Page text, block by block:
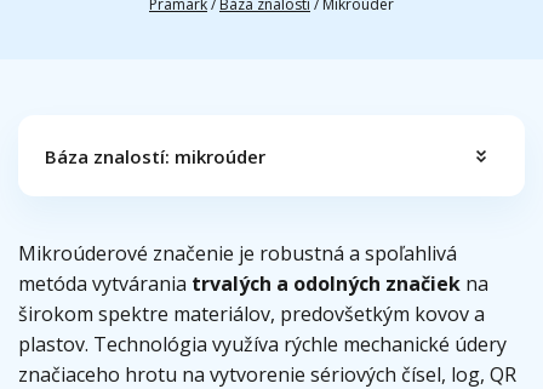
Báza znalostí: mikroúder
Mikroúderové značenie je robustná a spoľahlivá
metóda vytvárania trvalých a odolných značiek na
širokom spektre materiálov, predovšetkým kovov a
plastov. Technológia využíva rýchle mechanické údery
značiaceho hrotu na vytvorenie sériových čísel, log, QR